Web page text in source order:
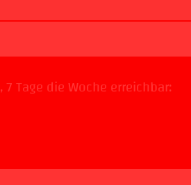
Tage die Woche erreichbar: